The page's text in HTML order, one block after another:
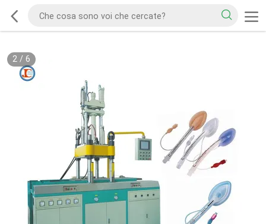
2/ 6